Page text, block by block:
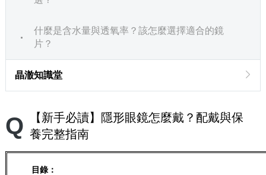
什麼是含水量與透氧率？該怎麼選擇適合的鏡
片？
晶澈知識堂
Q
【新手必讀】隱形眼鏡怎麼戴？配戴與保
養完整指南
目錄：